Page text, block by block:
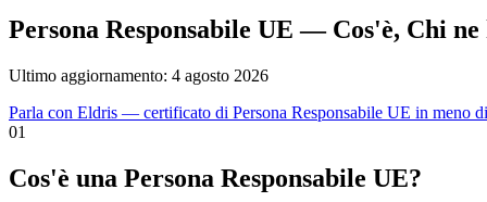
Persona Responsabile UE — Cos'è, Chi
Ultimo aggiornamento: 4 agosto 2026
Una Persona Responsabile UE è un requisito legale per qualsiasi
Parla con Eldris — certificato di Persona Responsabile UE in meno
01
Cos'è una Persona Responsabile UE?